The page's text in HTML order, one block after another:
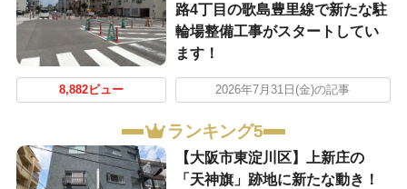
路4丁目の歌島豊里線で新たな駐
輪場整備工事がスタートしてい
ます！
8,882ビュー 2026年7月31日(金)の記事
ランキング5
【大阪市東淀川区】上新庄の
「天神旗」跡地に新たな動き！